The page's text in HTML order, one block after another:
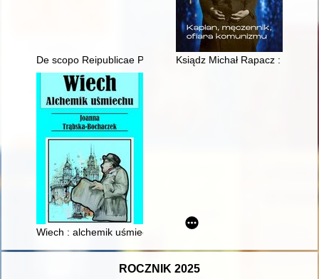
De scopo Reipublicae Polonicae, adversus Hermannum
Ksiądz Michał Rapacz :
Wiech : alchemik uśmiechu
ROCZNIK 2025